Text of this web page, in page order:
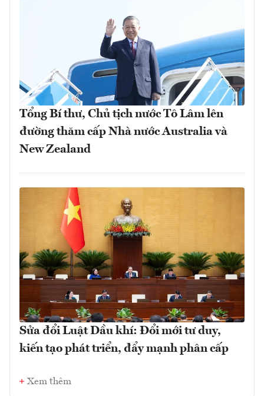
Tổng Bí thư, Chủ tịch nước Tô Lâm lên
đường thăm cấp Nhà nước Australia và
New Zealand
Sửa đổi Luật Dầu khí: Đổi mới tư duy,
kiến tạo phát triển, đẩy mạnh phân cấp
Xem thêm